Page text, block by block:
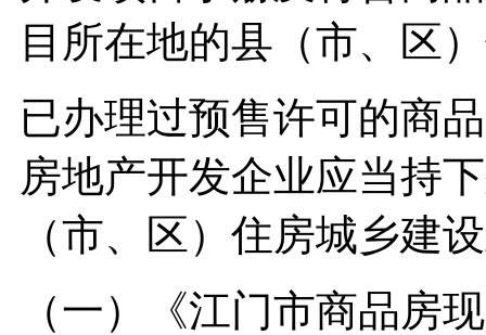
目所在地的县（市、区
已办理过预售许可的商
房地产开发企业应当持
（市、区）住房城乡建
（一）《江门市商品房